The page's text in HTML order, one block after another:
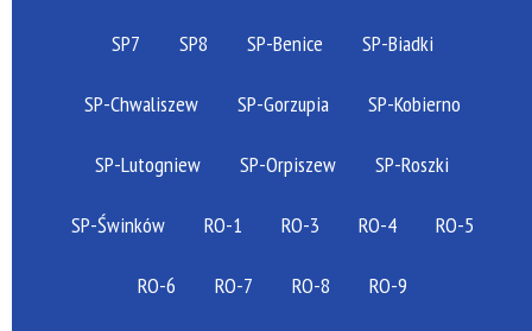
SP7 SP8 SP-Benice SP-Biadki
SP-Chwaliszew SP-Gorzupia SP-Kobierno
SP-Lutogniew SP-Orpiszew SP-Roszki
SP-Świnków RO-1 RO-3 RO-4 RO-5
RO-6 RO-7 RO-8 RO-9